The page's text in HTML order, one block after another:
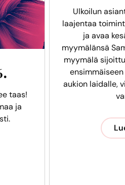
taas!
ja
Ulkoilun
laajentaa
ja avaa
myymälänsä
myymälä
aukion laidalle,